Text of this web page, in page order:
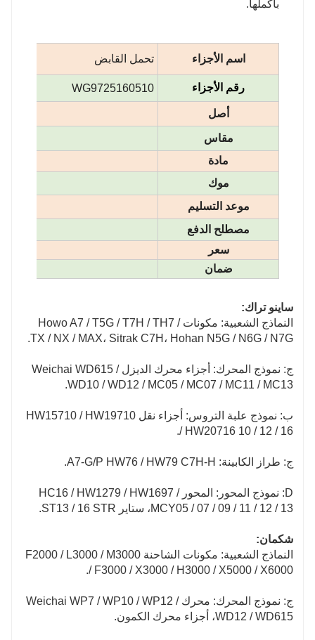
بأكملها.
اسم الأجزاء تحمل القابض
رقم الأجزاء WG9725160510
أصل
مقاس
مادة
موك
موعد التسليم
مصطلح الدفع
سعر
ضمان
ساينو تراك:
النماذج الشعبية: مكونات Howo A7 / T5G / T7H / TH7 /
TX / NX / MAX، Sitrak C7H، Hohan N5G / N6G / N7G.
ج: نموذج المحرك: أجزاء محرك الديزل Weichai WD615 /
WD10 / WD12 / MC05 / MC07 / MC11 / MC13.
ب: نموذج علبة التروس: أجزاء نقل HW15710 / HW19710
/ HW20716 10 / 12 / 16.
ج: طراز الكابينة: A7-G/P HW76 / HW79 C7H-H.
D: نموذج المحور: المحور HC16 / HW1279 / HW1697 /
MCY05 / 07 / 09 / 11 / 12 / 13، ستاير ST13 / 16 STR.
شكمان:
النماذج الشعبية: مكونات الشاحنة F2000 / L3000 / M3000
/ F3000 / X3000 / H3000 / X5000 / X6000.
ج: نموذج المحرك: محرك Weichai WP7 / WP10 / WP12 /
WD12 / WD615، أجزاء محرك الكمون.